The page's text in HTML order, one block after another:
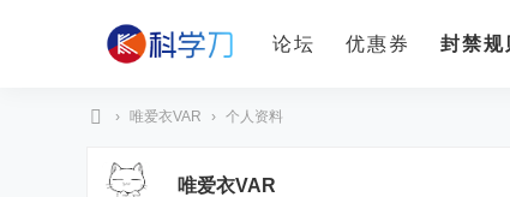
论坛 优惠券 封禁规
› 唯爱衣VAR › 个人资料
唯爱衣VAR